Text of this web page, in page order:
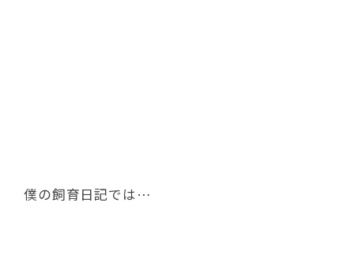
僕の飼育日記では…